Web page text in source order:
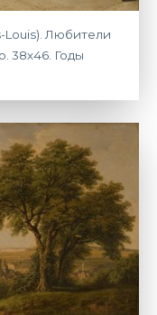
Louis). Любители
38х46. Годы